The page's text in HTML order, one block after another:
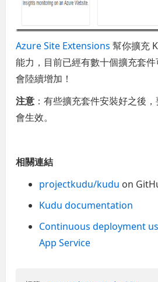
Azure Site Extensions 幫你擴充
能力，目前已經有數十個擴充套
會陸續增加！
注意 ：有些擴充套件安裝好之後
會生效。
相關連結
projectkudu/kudu on
Kudu documentation
Continuous deployment
App Service